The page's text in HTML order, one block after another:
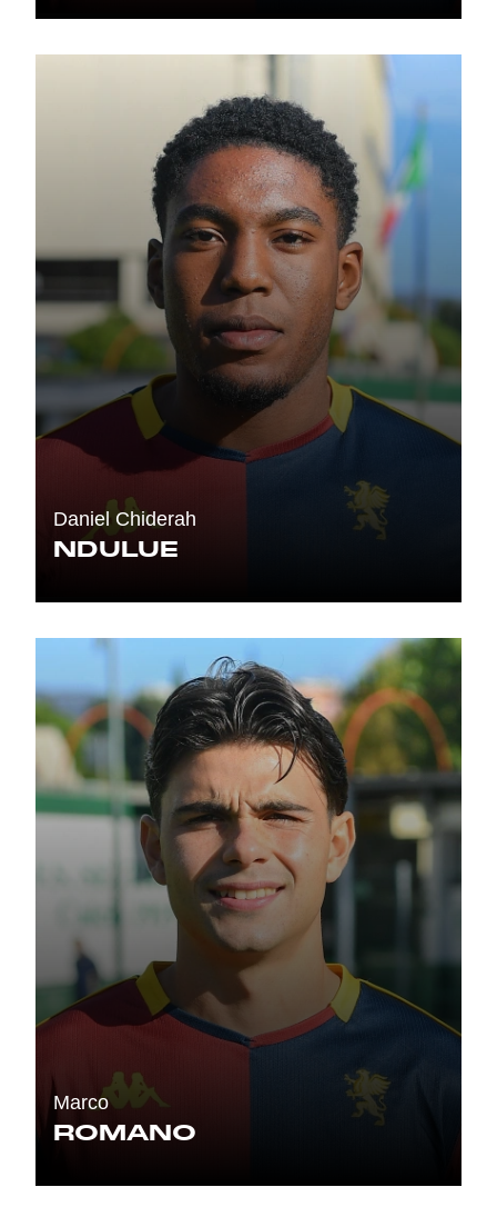
Daniel Chiderah
NDULUE
Marco
ROMANO